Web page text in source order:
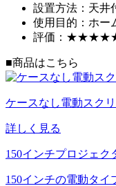
設置方法：天井
使用目的：ホー
評価：
■商品はこちら
ケースなし電動スク
詳しく見る
150インチプロジェク
150インチの電動タイ